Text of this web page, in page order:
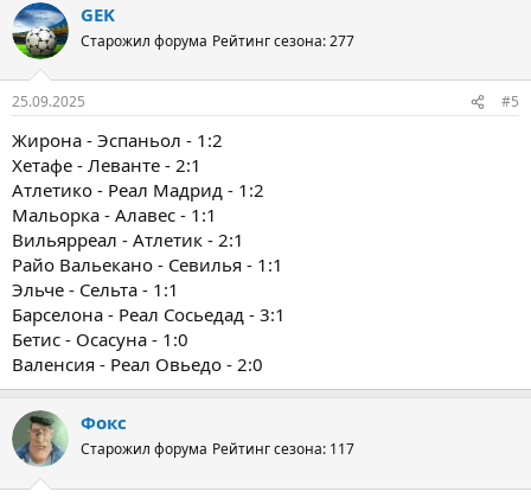
GEK
Старожил форума Рейтинг сезона: 277
25.09.2025 #5
Жирона - Эспаньол - 1:2
Хетафе - Леванте - 2:1
Атлетико - Реал Мадрид - 1:2
Мальорка - Алавес - 1:1
Вильярреал - Атлетик - 2:1
Райо Вальекано - Севилья - 1:1
Эльче - Сельта - 1:1
Барселона - Реал Сосьедад - 3:1
Бетис - Осасуна - 1:0
Валенсия - Реал Овьедо - 2:0
Фокс
Старожил форума Рейтинг сезона: 117